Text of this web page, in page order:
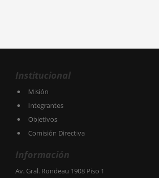
Institucional
Misión
Integrantes
Objetivos
Comisión Directiva
Información
Av. Gral. Rondeau 1908 Piso 1